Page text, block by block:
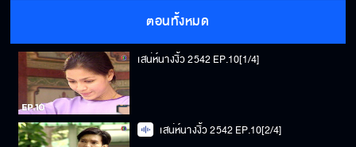
ตอนทั้งหมด
เสน่ห์นางงิ้ว 2542 EP.10[1/4]
เสน่ห์นางงิ้ว 2542 EP.10[2/4]